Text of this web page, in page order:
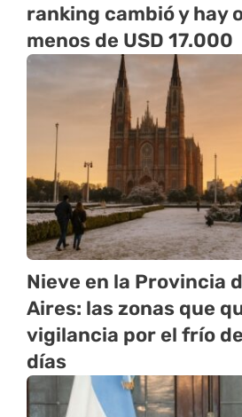
ranking cambió y hay
menos de USD 17.000
Nieve en la Provincia
Aires: las zonas que
vigilancia por el frío
días